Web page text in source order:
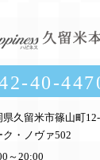
40-
県久留米市篠山町
ク・ノヴァ502
～20:00